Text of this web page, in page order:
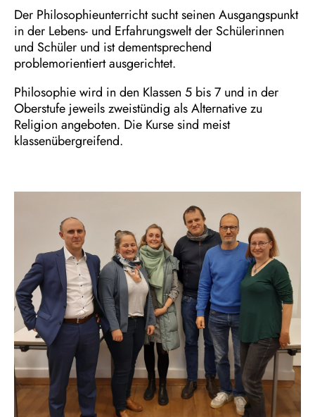
Der Philosophieunterricht sucht seinen Ausgangspunkt
in der Lebens- und Erfahrungswelt der Schülerinnen
und Schüler und ist dementsprechend
problemorientiert ausgerichtet.
Philosophie wird in den Klassen 5 bis 7 und in der
Oberstufe jeweils zweistündig als Alternative zu
Religion angeboten. Die Kurse sind meist
klassenübergreifend.